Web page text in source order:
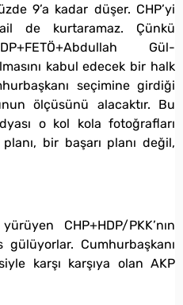
9’a kadar düşer. CHP’yi
de kurtaramaz. Çünkü
Gül-
kabul edecek bir halk
seçimine girdiği
ölçüsünü alacaktır. Bu
o kol kola fotoğrafları
planı, bir başarı planı değil,
CHP+HDP/PKK’nın
gülüyorlar. Cumhurbaşkanı
karşı karşıya olan AKP